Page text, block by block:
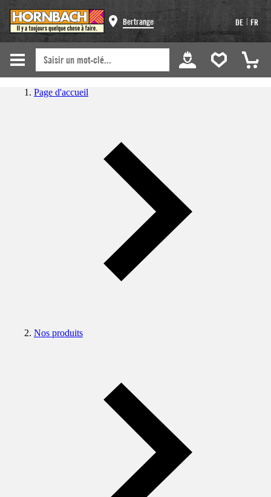
Bertrange DE | FR
Page d'accueil
Nos produits